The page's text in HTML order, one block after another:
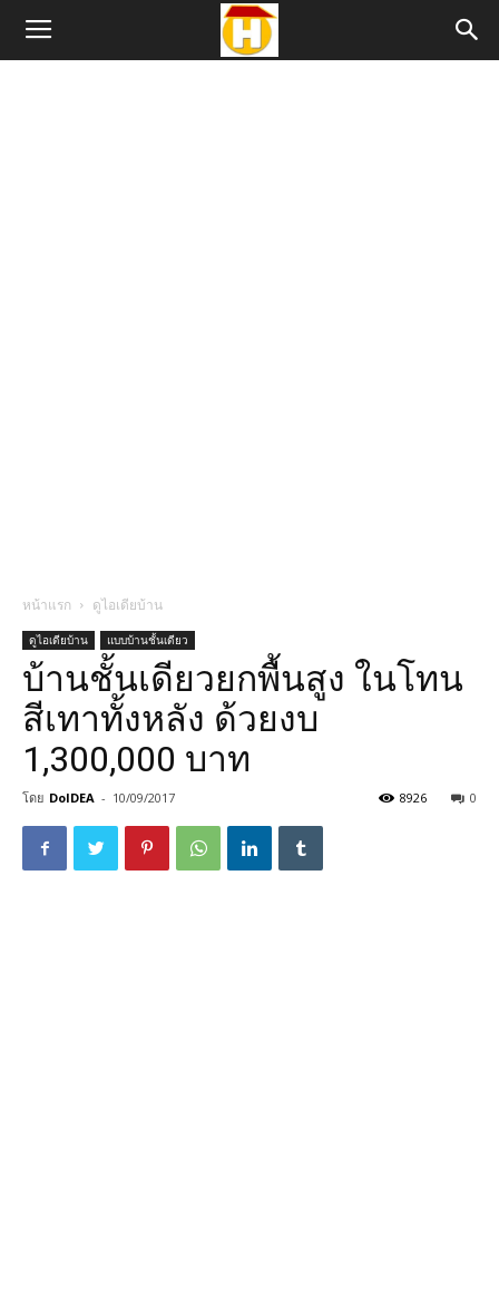
หน้าแรก ดูไอเดียบ้าน
ดูไอเดียบ้าน แบบบ้านชั้นเดียว
บ้านชั้นเดียวยกพื้นสูง ในโทน
สีเทาทั้งหลัง ด้วยงบ
1,300,000 บาท
โดย DoIDEA - 10/09/2017 0
8926